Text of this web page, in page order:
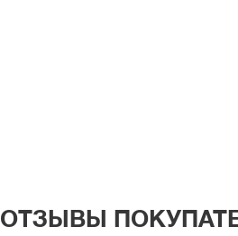
ОТЗЫВЫ